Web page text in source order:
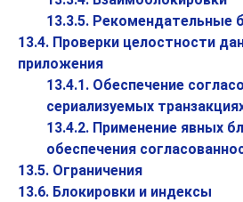
13.3.5. Рекомендательные
13.4. Проверки целостности
приложения
13.4.1. Обеспечение
сериализуемых
13.4.2. Применение явных
обеспечения
13.5. Ограничения
13.6. Блокировки и индексы